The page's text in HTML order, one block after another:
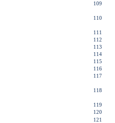
109
110
111
112
113
114
115
116
117
118
119
120
121